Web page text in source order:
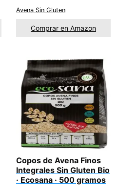
Avena Sin Gluten
Comprar en Amazon
Copos de Avena Finos
Integrales Sin Gluten Bio
· Ecosana · 500 gramos